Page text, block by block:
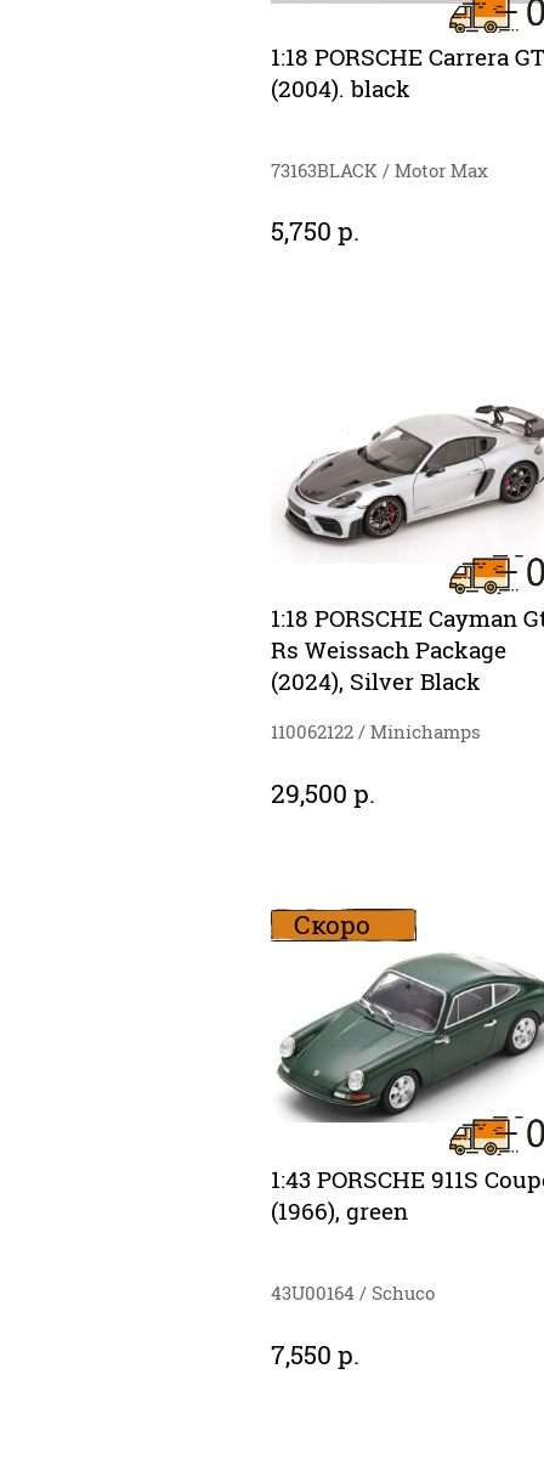
1:18 PORSCHE Carrera GT
(2004). black
73163BLACK / Motor Max
5,750 р.
1:18 PORSCHE Cayman
Rs Weissach Package
(2024), Silver Black
110062122 / Minichamps
29,500 р.
Скоро
1:43 PORSCHE 911S
(1966), green
43U00164 / Schuco
7,550 р.